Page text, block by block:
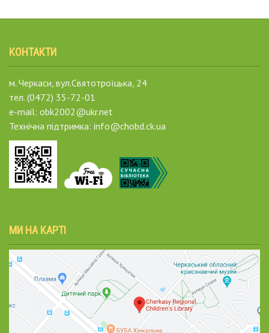
КОНТАКТИ
м. Черкаси, вул.Святотроїцька, 24
тел. (0472) 35-72-01
e-mail: obk2002@ukr.net
Технічна підтримка: info@chobd.ck.ua
МИ НА КАРТІ